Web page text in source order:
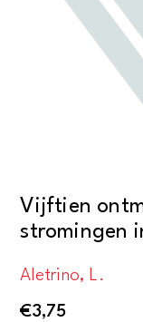
Vijftien
stromingen
Aletrino, L.
€3,75